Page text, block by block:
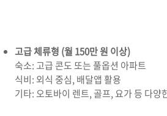
고급 체류형 (월 150만 원 이상)
숙소: 고급 콘도 또는 풀옵션 아파트
식비: 외식 중심, 배달앱 활용
기타: 오토바이 렌트, 골프, 요가 등 다양